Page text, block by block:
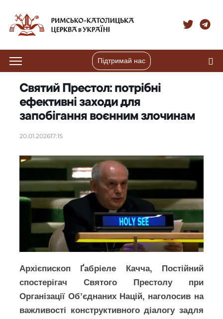
Підтримай нас
Святий Престол: потрібні
ефективні заходи для
запобігання воєнним злочинам
20.01.202617:15
Архієпископ Ґабріеле Качча, Постійний
спостерігач Святого Престолу при
Організації Об’єднаних Націй, наголосив на
важливості конструктивного діалогу задля